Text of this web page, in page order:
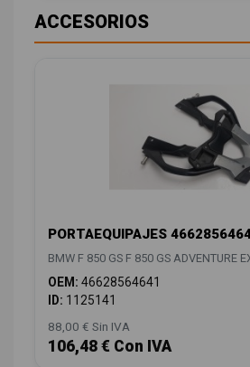
ACCESORIOS
PORTAEQUIPAJES
BMW F 850 GS F 850 GS ADVENTURE
OEM: 46628564641
ID: 1125141
88,00 € Sin IVA
106,48 € Con IVA